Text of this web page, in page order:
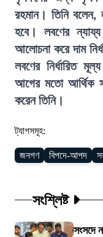
রহমান। তিনি
হবে। লবণের ন্যায্য
আলোচনা করে দাম
লবণের নির্ধারিত
আগের মতো আর্থিক
করেন তিনি।
ট্যাগসমূহ:
জনগণ বিপদে-আপদ
সংশ্লিষ্ট
সংসদে